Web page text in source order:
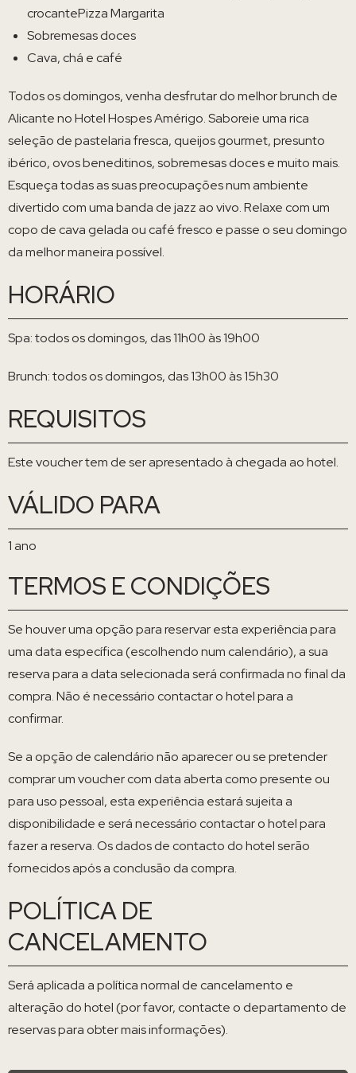
crocantePizza Margarita
Sobremesas doces
Cava, chá e café
Todos os domingos, venha desfrutar do melhor brunch de
Alicante no Hotel Hospes Amérigo. Saboreie uma rica
seleção de pastelaria fresca, queijos gourmet, presunto
ibérico, ovos beneditinos, sobremesas doces e muito mais.
Esqueça todas as suas preocupações num ambiente
divertido com uma banda de jazz ao vivo. Relaxe com um
copo de cava gelada ou café fresco e passe o seu domingo
da melhor maneira possível.
HORÁRIO
Spa: todos os domingos, das 11h00 às 19h00
Brunch: todos os domingos, das 13h00 às 15h30
REQUISITOS
Este voucher tem de ser apresentado à chegada ao hotel.
VÁLIDO PARA
1 ano
TERMOS E CONDIÇÕES
Se houver uma opção para reservar esta experiência para
uma data específica (escolhendo num calendário), a sua
reserva para a data selecionada será confirmada no final da
compra. Não é necessário contactar o hotel para a
confirmar.
Se a opção de calendário não aparecer ou se pretender
comprar um voucher com data aberta como presente ou
para uso pessoal, esta experiência estará sujeita a
disponibilidade e será necessário contactar o hotel para
fazer a reserva. Os dados de contacto do hotel serão
fornecidos após a conclusão da compra.
POLÍTICA DE
CANCELAMENTO
Será aplicada a política normal de cancelamento e
alteração do hotel (por favor, contacte o departamento de
reservas para obter mais informações).